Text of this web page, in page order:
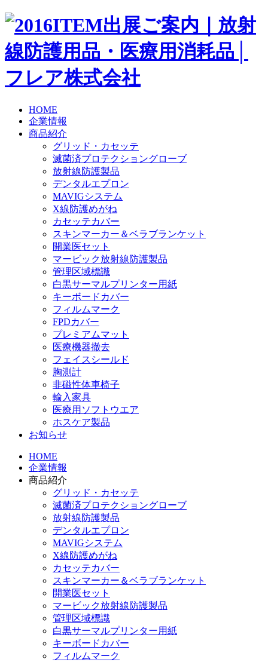
HOME
企業情報
商品紹介
グリッド・カセッテ
滅菌済プロテクショングローブ
放射線防護製品
デンタルエプロン
MAVIGシステム
X線防護めがね
カセッテカバー
スキンマーカー＆ベラブランケット
開業医セット
マービック放射線防護製品
管理区域標識
白黒サーマルプリンター用紙
キーボードカバー
フィルムマーク
FPDカバー
プレミアムマット
医療機器撤去
フェイスシールド
胸測計
非磁性体車椅子
輸入家具
医療用ソフトウエア
ホスケア製品
お知らせ
HOME
企業情報
商品紹介
グリッド・カセッテ
滅菌済プロテクショングローブ
放射線防護製品
デンタルエプロン
MAVIGシステム
X線防護めがね
カセッテカバー
スキンマーカー＆ベラブランケット
開業医セット
マービック放射線防護製品
管理区域標識
白黒サーマルプリンター用紙
キーボードカバー
フィルムマーク